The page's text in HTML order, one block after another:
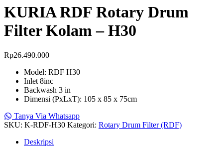
KURIA RDF Rotary Drum
Filter Kolam – H30
Rp26.490.000
Model: RDF H30
Inlet 8inc
Backwash 3 in
Dimensi (PxLxT): 105 x 85 x 75cm
Tanya Via Whatsapp
SKU: K-RDF-H30 Kategori: Rotary Drum Filter (RDF)
Deskripsi